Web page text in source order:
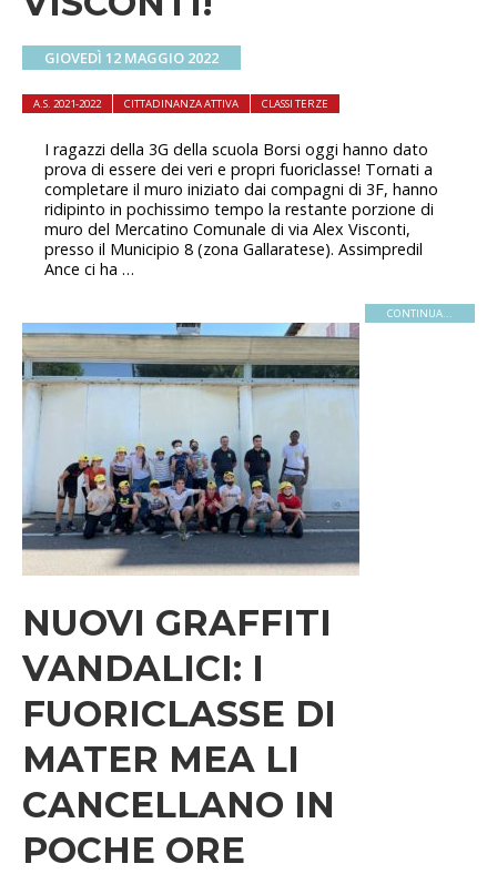
GIOVEDÌ 12 MAGGIO 2022
A.S. 2021-2022 CITTADINANZA ATTIVA CLASSI TERZE
I ragazzi della 3G della scuola Borsi oggi hanno dato
prova di essere dei veri e propri fuoriclasse! Tornati a
completare il muro iniziato dai compagni di 3F, hanno
ridipinto in pochissimo tempo la restante porzione di
muro del Mercatino Comunale di via Alex Visconti,
presso il Municipio 8 (zona Gallaratese). Assimpredil
Ance ci ha …
CONTINUA...
NUOVI GRAFFITI
VANDALICI: I
FUORICLASSE DI
MATER MEA LI
CANCELLANO IN
POCHE ORE